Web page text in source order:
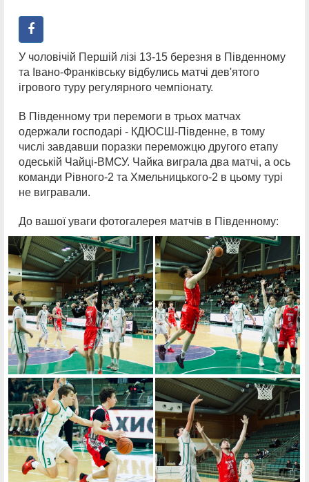
У чоловічій Першій лізі 13-15 березня в Південному
та Івано-Франківську відбулись матчі дев'ятого
ігрового туру регулярного чемпіонату.
В Південному три перемоги в трьох матчах
одержали господарі - КДЮСШ-Південне, в тому
числі завдавши поразки переможцю другого етапу
одеській Чайці-ВМСУ. Чайка виграла два матчі, а ось
команди Рівного-2 та Хмельницького-2 в цьому турі
не вигравали.
До вашої уваги фотогалерея матчів в Південному: